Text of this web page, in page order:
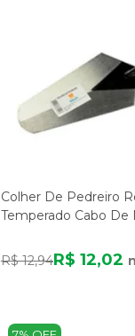
Colher De Pedreiro
Temperado Cabo De
R$ 12,94R$ 12,02